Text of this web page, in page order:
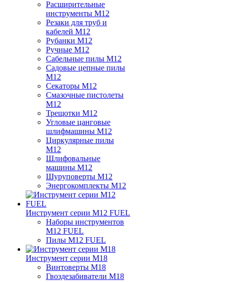
Расширительные
инструменты M12
Резаки для труб и
кабелей M12
Рубанки M12
Ручные M12
Сабельные пилы M12
Садовые цепные пилы
M12
Секаторы M12
Смазочные пистолеты
M12
Трещотки M12
Угловые цанговые
шлифмашины M12
Циркулярные пилы
M12
Шлифовальные
машины M12
Шуруповерты M12
Энергокомплекты M12
Инструмент серии M12 FUEL
Наборы инструментов
M12 FUEL
Пилы M12 FUEL
Инструмент серии M18
Винтоверты M18
Гвоздезабиватели M18